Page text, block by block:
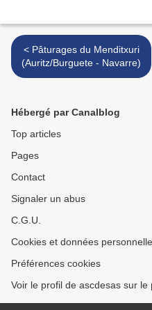
< Pâturages du Menditxuri
(Auritz/Burguete - Navarre)
Hébergé par Canalblog
Top articles
Pages
Contact
Signaler un abus
C.G.U.
Cookies et données
Préférences cookies
Voir le profil de ascdesas sur le